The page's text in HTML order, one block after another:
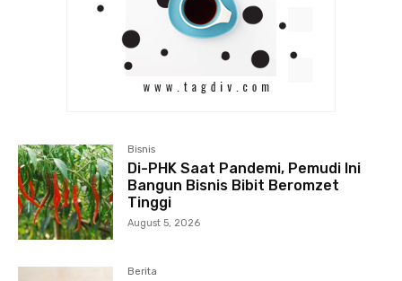
Bisnis
Di-PHK Saat Pandemi, Pemudi Ini
Bangun Bisnis Bibit Beromzet
Tinggi
August 5, 2026
Berita